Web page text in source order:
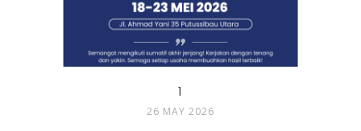
1
26 MAY 2026